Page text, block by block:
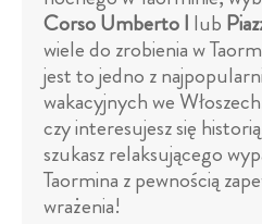
Corso Umberto I lub
wiele do zrobienia w
jest to jedno z
wakacyjnych we
czy interesujesz się
szukasz relaksującego
Taormina z pewnością
wrażenia!